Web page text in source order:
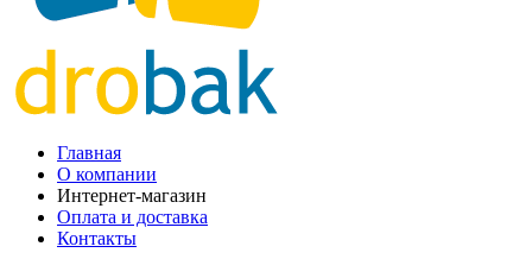
Главная
О компании
Интернет-магазин
Оплата и доставка
Контакты